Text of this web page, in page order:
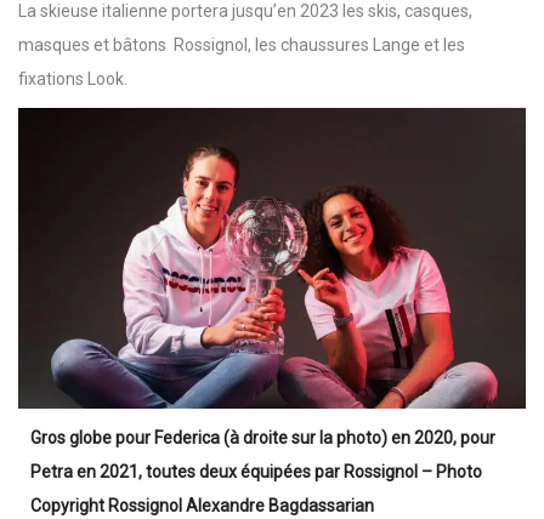
La skieuse italienne portera jusqu’en 2023 les skis, casques,
masques et bâtons Rossignol, les chaussures Lange et les
fixations Look.
Gros globe pour Federica (à droite sur la photo) en 2020, pour
Petra en 2021, toutes deux équipées par Rossignol – Photo
Copyright Rossignol Alexandre Bagdassarian